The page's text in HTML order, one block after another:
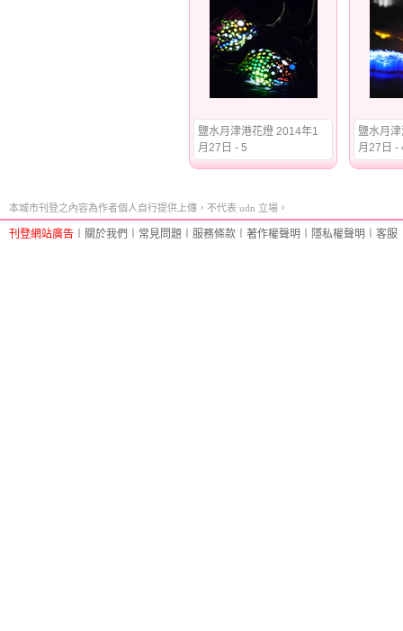
鹽水月津港花燈 2014年1
月27日 - 5
鹽水月
月27日 -
本城市刊登之內容為作者個人自行提供上傳，不代表 udn 立場。
刊登網站廣告 關於我們 常見問題 服務條款 著作權聲明 隱私權聲明 客服